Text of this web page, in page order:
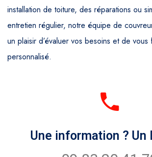
installation de toiture, des réparations ou
entretien régulier, notre équipe de
un plaisir d’évaluer vos besoins et de vous
personnalisé.
Une information ? Un